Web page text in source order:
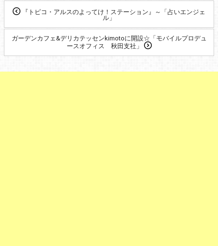
『トピコ・アルスのよってけ！ステーション』～「占いエンジェ
ル」
ガーデンカフェ&デリカテッセンkimotoに開設☆「モバイルプロデュ
ースオフィス 秋田支社」